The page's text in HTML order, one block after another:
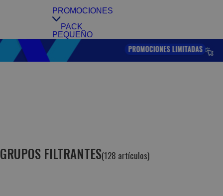
PROMOCIONES
PACK
PEQUEÑO
GRUPOS FILTRANTES(128 artículos)